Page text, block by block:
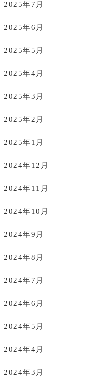
2025年7月
2025年6月
2025年5月
2025年4月
2025年3月
2025年2月
2025年1月
2024年12月
2024年11月
2024年10月
2024年9月
2024年8月
2024年7月
2024年6月
2024年5月
2024年4月
2024年3月